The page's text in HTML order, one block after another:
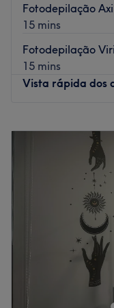
Fotodepilação
15 mins
Fotodepilação
15 mins
Vista rápida dos
Quarta-feira
Quinta-feira
Sexta-feira
A Jordana
na Rua do Paraíso
teu corpo melhor
espera para te